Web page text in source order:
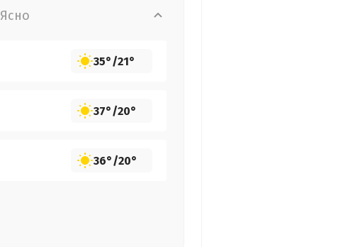
Ясно
35°/21°
37°/20°
36°/20°